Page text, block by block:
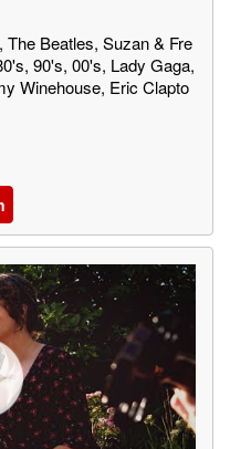
Beatles, Suzan & Fre
90's, 00's, Lady Gaga,
Winehouse, Eric Clapto
Presley, Queen, Georg